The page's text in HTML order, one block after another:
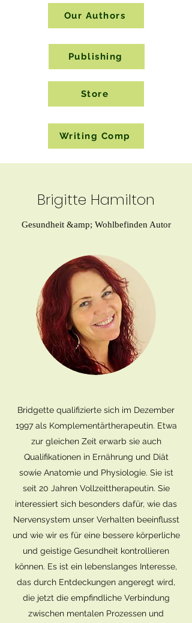
Our Authors
Publishing
Store
Writing Comp
Brigitte Hamilton
Gesundheit &amp; Wohlbefinden Autor
Bridgette qualifizierte sich im Dezember
1997 als Komplementärtherapeutin. Etwa
zur gleichen Zeit erwarb sie auch
Qualifikationen in Ernährung und Diät
sowie Anatomie und Physiologie. Sie ist
seit 20 Jahren Vollzeittherapeutin. Sie
interessiert sich besonders dafür, wie das
Nervensystem unser Verhalten beeinflusst
und wie wir es für eine bessere körperliche
und geistige Gesundheit kontrollieren
können. Es ist ein lebenslanges Interesse,
das durch Entdeckungen angeregt wird,
die jetzt die empfindliche Verbindung
zwischen mentalen Prozessen und